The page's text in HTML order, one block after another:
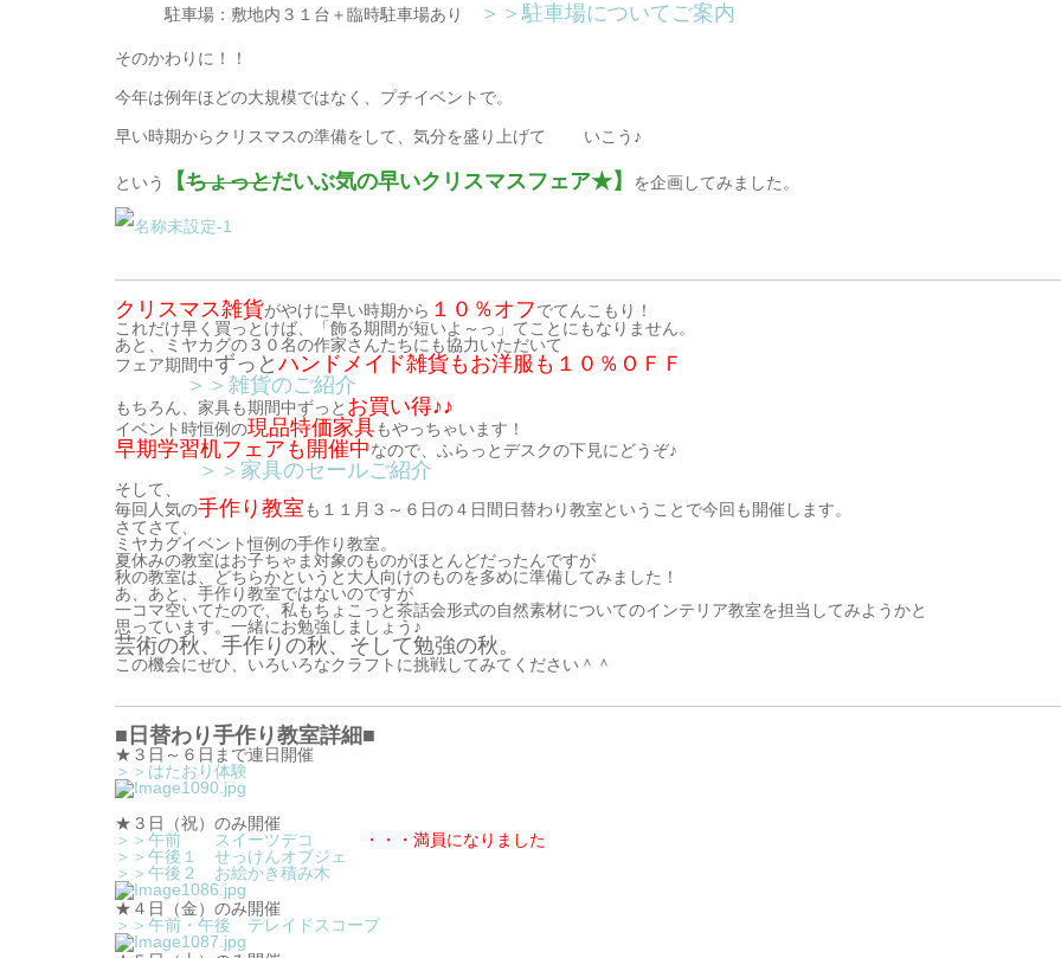
駐車場：敷地内３１台＋臨時駐車場あり ＞＞駐車場についてご案内
そのかわりに！！
今年は例年ほどの大規模ではなく、プチイベントで。
早い時期からクリスマスの準備をして、気分を盛り上げて いこう♪
という 【ちょっとだいぶ気の早いクリスマスフェア★】 を企画してみました。
クリスマス雑貨がやけに早い時期から １０％オフでてんこもり！
これだけ早く買っとけば、「飾る期間が短いよ～っ」てことにもなりません。
あと、ミヤカグの３０名の作家さんたちにも協力いただいて
フェア期間中ずっと ハンドメイド雑貨もお洋服も １０％ＯＦＦ
＞＞雑貨のご紹介
もちろん、家具も期間中ずっと お買い得♪♪
イベント時恒例の現品特価家具もやっちゃいます！
早期学習机フェアも開催中なので、ふらっとデスクの下見にどうぞ♪
＞＞家具のセールご紹介
そして、
毎回人気の手作り教室も１１月３～６日の４日間日替わり教室ということで今回も開催します。
さてさて、
ミヤカグイベント恒例の手作り教室。
夏休みの教室はお子ちゃま対象のものがほとんどだったんですが
秋の教室は、どちらかというと大人向けのものを多めに準備してみました！
あ、あと、手作り教室ではないのですが
一コマ空いてたので、私もちょこっと茶話会形式の自然素材についてのインテリア教室を担当してみようかと
思っています。一緒にお勉強しましょう♪
芸術の秋、手作りの秋、そして勉強の秋。
この機会にぜひ、いろいろなクラフトに挑戦してみてください＾＾
■日替わり手作り教室詳細■
★３日～６日まで連日開催
＞＞はたおり体験
★３日（祝）のみ開催
＞＞午前 スイーツデコ
・・・満員になりました
＞＞午後１ せっけんオブジェ
＞＞午後２ お絵かき積み木
★４日（金）のみ開催
＞＞午前・午後 テレイドスコープ